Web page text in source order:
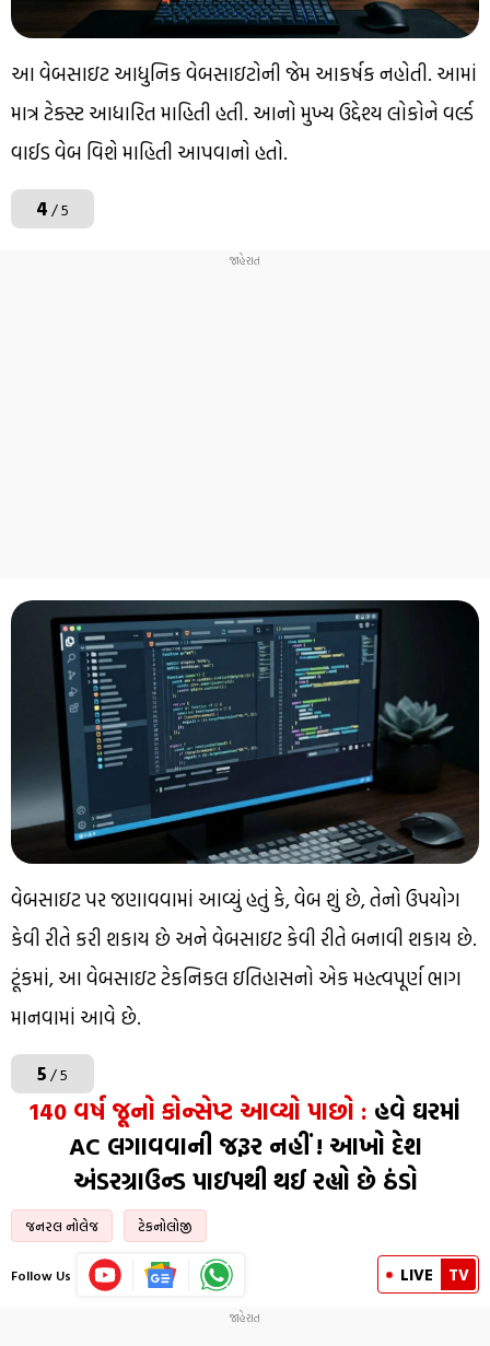
આ વેબસાઇટ આધુનિક વેબસાઇટોની જેમ આકર્ષક નહોતી. આમાં
માત્ર ટેક્સ્ટ આધારિત માહિતી હતી. આનો મુખ્ય ઉદ્દેશ્ય લોકોને વર્લ્ડ
વાઈડ વેબ વિશે માહિતી આપવાનો હતો.
4/ 5
વેબસાઇટ પર જણાવવામાં આવ્યું હતું કે, વેબ શું છે, તેનો ઉપયોગ
કેવી રીતે કરી શકાય છે અને વેબસાઇટ કેવી રીતે બનાવી શકાય છે.
ટૂંકમાં, આ વેબસાઇટ ટેકનિકલ ઇતિહાસનો એક મહત્વપૂર્ણ ભાગ
માનવામાં આવે છે.
5/ 5
140 વર્ષ જૂનો કોન્સેપ્ટ આવ્યો પાછો : હવે ઘરમાં
AC લગાવવાની જરૂર નહીં ! આખો દેશ
અંડરગ્રાઉન્ડ પાઇપથી થઈ રહ્યો છે ઠંડો
જનરલ નોલેજ ટેકનોલોજી
Follow Us LIVE TV